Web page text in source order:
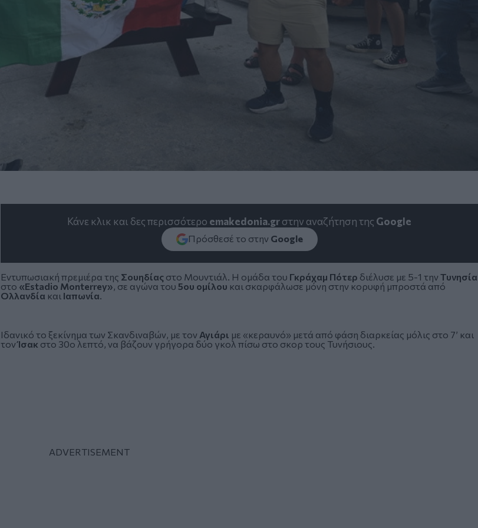
Κάνε κλικ και δες περισσότερο emakedonia.grστην αναζήτηση της Google
Πρόσθεσέ το στην Google
Εντυπωσιακή πρεμιέρα της Σουηδίας στο Μουντιάλ . Η ομάδα του Γκράχαμ Πότερ διέλυσε με 5-1 την Τυνησία
στο «Estadio Monterrey», σε αγώνα του 5ου ομίλου και σκαρφάλωσε μόνη στην κορυφή μπροστά από
Ολλανδία και Ιαπωνία
Ιδανικό το ξεκίνημα των Σκανδιναβών, με τον Αγιάρι με «κεραυνό» μετά από φάση διαρκείας μόλις στο 7’ και
τονΊσακ στο 30ο λεπτό, να βάζουν γρήγορα δύο γκολ πίσω στο σκορ τους Τυνήσιους.